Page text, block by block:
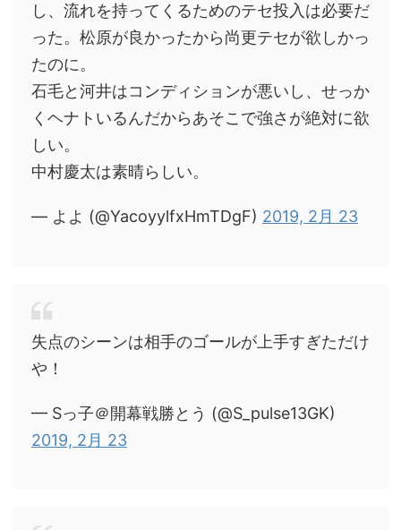
し、流れを持ってくるためのテセ投入は必要だ
った。松原が良かったから尚更テセが欲しかっ
たのに。
石毛と河井はコンディションが悪いし、せっか
くヘナトいるんだからあそこで強さが絶対に欲
しい。
中村慶太は素晴らしい。
— よよ (@YacoyylfxHmTDgF) 2019, 2月 23
失点のシーンは相手のゴールが上手すぎただけ
や！
— Sっ子＠開幕戦勝とう (@S_pulse13GK)
2019, 2月 23